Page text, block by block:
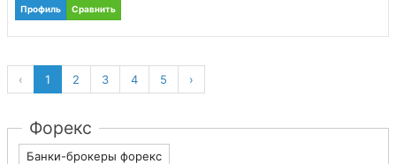
Профиль Сравнить
‹ 1 2 3 4 5 ›
Форекс
Банки-брокеры форекс